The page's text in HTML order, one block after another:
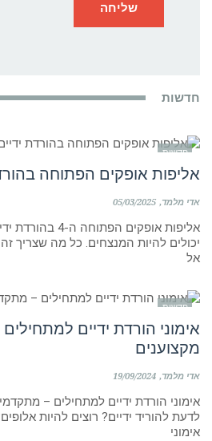
חדשות
חדשות
אליפות אופקים הפתוחה
אדי מלמד 05/03/2025
אליפות אופקים
יכולים להיות המנצחים. כל מה שצריך זה
אל
חדשות
אימוני הורדת ידיים
מקצוענים
אדי מלמד 19/09/2024
אימוני הורדת ידיים למתחילים –
לדעת להוריד ידיים? רוצים להיות
אימוני